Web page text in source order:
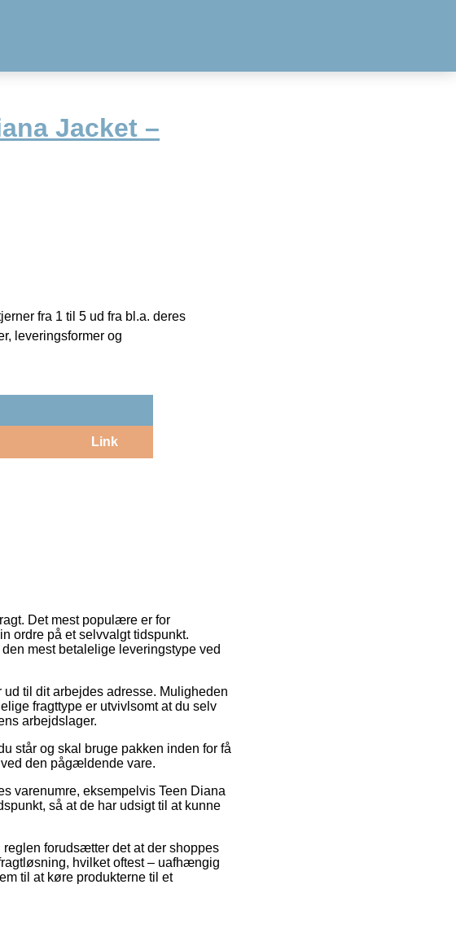
Jacket –
fra 1 til 5 ud fra bl.a. deres
leveringsformer og
Link
Det mest populære er for
ordre på et selvvalgt tidspunkt.
mest betalelige leveringstype ved
til dit arbejdes adresse. Muligheden
fragttype er utvivlsomt at du selv
arbejdslager.
står og skal bruge pakken inden for få
den pågældende vare.
varenumre, eksempelvis Teen Diana
så at de har udsigt til at kunne
forudsætter det at der shoppes
hvilket oftest – uafhængig
til at køre produkterne til et